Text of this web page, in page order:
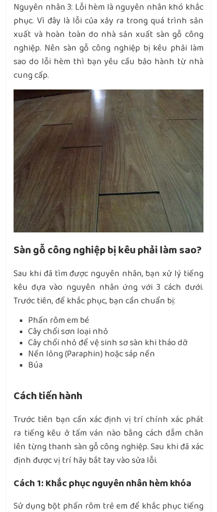
Nguyên nhân 3: Lỗi hèm là nguyên nhân khó khắc
phục. Vì đây là lỗi của xảy ra trong quá trình sản
xuất và hoàn toàn do nhà sản xuất sàn gỗ công
nghiệp. Nên sàn gỗ công nghiệp bị kêu phải làm
sao do lỗi hèm thì bạn yêu cầu bảo hành từ nhà
cung cấp.
Sàn gỗ công nghiệp bị kêu phải làm sao?
Sau khi đã tìm được nguyên nhân, bạn xử lý tiếng
kêu dựa vào nguyên nhân ứng với 3 cách dưới.
Trước tiên, để khắc phục, bạn cần chuẩn bị:
Phấn rôm em bé
Cây chổi sơn loại nhỏ
Cây chổi nhỏ để vệ sinh sơ sàn khi tháo dỡ
Nến lỏng (Paraphin) hoặc sáp nến
Búa
Cách tiến hành
Trước tiên bạn cần xác định vị trí chính xác phát
ra tiếng kêu ở tấm ván nào bằng cách dẫm chân
lên từng thanh sàn gỗ công nghiệp. Sau khi đã xác
định được vị trí hãy bắt tay vào sửa lỗi.
Cách 1: Khắc phục nguyên nhân hèm khóa
Sử dụng bột phấn rôm trẻ em để khắc phục tiếng